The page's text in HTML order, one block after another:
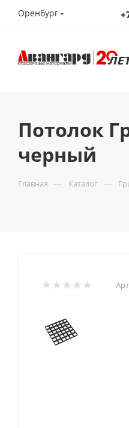
Оренбург
Потолок
черный
Главная — Каталог —